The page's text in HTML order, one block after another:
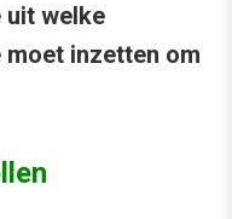
uit welke
inzetten om